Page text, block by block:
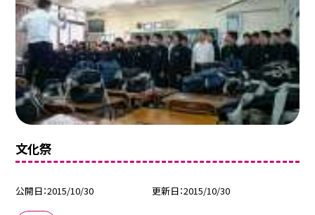
文化祭
公開日 2015/10/30 更新日 2015/10/30